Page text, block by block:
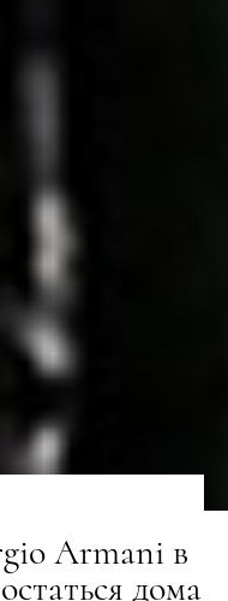
Armani в
дома